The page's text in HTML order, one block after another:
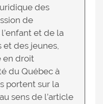
des
de
et de la
et des jeunes,
en droit
du Québec à
portent sur la
sens de l’article